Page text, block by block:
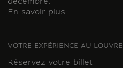
décembre.
En savoir plus
VOTRE EXPÉRIENCE AU LOUVRE
Réservez votre billet